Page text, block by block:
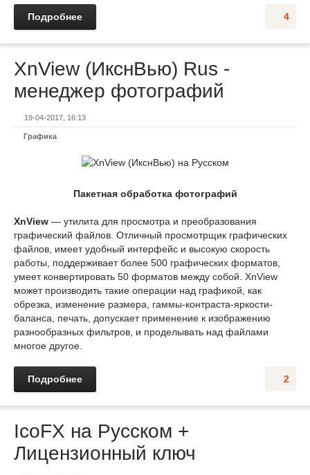
4
Подробнее
XnView (ИкснВью) Rus -
менеджер фотографий
19-04-2017, 16:13
Графика
Пакетная обработка фотографий
XnView — утилита для просмотра и преобразования
графический файлов. Отличный просмотрщик графических
файлов, имеет удобный интерфейс и высокую скорость
работы, поддерживает более 500 графических форматов,
умеет конвертировать 50 форматов между собой. XnView
может производить такие операции над графикой, как
обрезка, изменение размера, гаммы-контраста-яркости-
баланса, печать, допускает применение к изображению
разнообразных фильтров, и проделывать над файлами
многое другое.
2
Подробнее
IcoFX на Русском +
Лицензионный ключ